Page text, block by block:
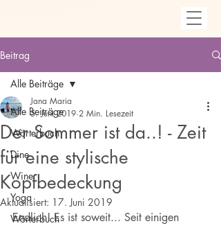
Beitrag
Alle Beiträge
Wörterbuch
Dine
Wine
Yoga
Wörterbuch
Alle Beiträge
Der Sommer ist da..! - Zeit
für eine stylische
Kopfbedeckung
Jana Maria
5. Juni 2019 2 Min. Lesezeit
Aktualisiert: 17. Juni 2019
Endlich! Es ist soweit... Seit einigen